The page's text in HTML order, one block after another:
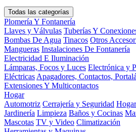
Todas las categorías
Plomería Y Fontanería
Llaves y Válvulas Tuberías Y
Bombas De Agua Tinacos Otros
Mangueras Instalaciones De Fontanería
Electricidad E Iluminación
Lámparas, Focos y Luces Electrónica y
Eléctricas Apagadores, Contactos,
Extensiones Y Multicontactos
Hogar
Automotriz Cerrajería y Seguridad
Jardinería Limpieza Baños y Cocinas
Mascotas TV y Video Climatización